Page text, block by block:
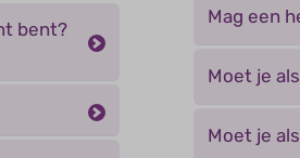
bent?
Mag een
Moet je
Moet je